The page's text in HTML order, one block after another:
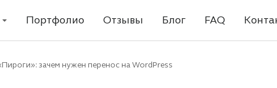
Портфолио Отзывы Блог FAQ
зачем нужен перенос на WordPress